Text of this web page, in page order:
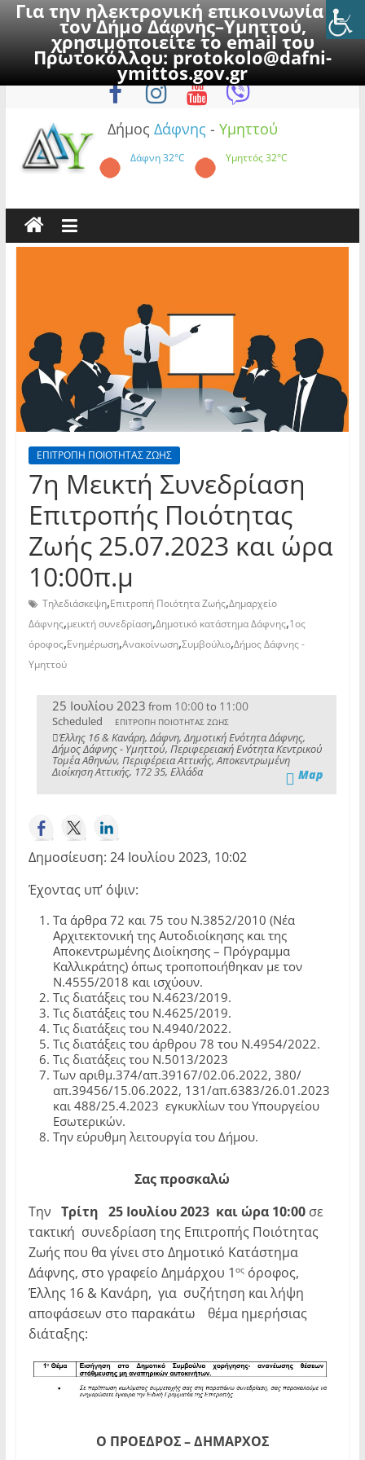
Για την ηλεκτρονική επικοινωνία με
τον Δήμο Δάφνης–Υμηττού,
χρησιμοποιείτε το email του
Πρωτοκόλλου:protokolo@dafni-
ymittos.gov.gr
to
Παρασκευή, 7 Αυγούστου 2026
Δήμος Δάφνης - Υμηττού
Δάφνη32°C Υμηττός32°C
ΕΠΙΤΡΟΠΗ ΠΟΙΟΤΗΤΑΣ ΖΩΗΣ
7η Μεικτή Συνεδρίαση
Επιτροπής Ποιότητας
Ζωής 25.07.2023 και ώρα
10:00π.μ
Τηλεδιάσκεψη,Επιτροπή Ποιότητα Ζωής,Δημαρχείο
Δάφνης,μεικτή συνεδρίαση,Δημοτικό κατάστημα Δάφνης,1ος
όροφος,Ενημέρωση,Ανακοίνωση,Συμβούλιο,Δήμος Δάφνης -
Υμηττού
25 Ιουλίου 2023 from 10:00to 11:00
Scheduled ΕΠΙΤΡΟΠΗ ΠΟΙΟΤΗΤΑΣ ΖΩΗΣ
Έλλης 16 & Κανάρη, Δάφνη, Δημοτική Ενότητα Δάφνης,
Δήμος Δάφνης - Υμηττού, Περιφερειακή Ενότητα Κεντρικού
Τομέα Αθηνών, Περιφέρεια Αττικής, Αποκεντρωμένη
Διοίκηση Αττικής, 172 35, Ελλάδα Map
Δημοσίευση: 24 Ιουλίου 2023, 10:02
Έχοντας υπ’ όψιν:
Τα άρθρα 72 και 75 του Ν.3852/2010 (Νέα
Αρχιτεκτονική της Αυτοδιοίκησης και της
Αποκεντρωμένης Διοίκησης – Πρόγραμμα
Καλλικράτης) όπως τροποποιήθηκαν με τον
Ν.4555/2018 και ισχύουν.
Τις διατάξεις του Ν.4623/2019.
Τις διατάξεις του Ν.4625/2019.
Τις διατάξεις του Ν.4940/2022.
Τις διατάξεις του άρθρου 78 του Ν.4954/2022.
Τις διατάξεις του Ν.5013/2023
Των αριθμ.374/απ.39167/02.06.2022, 380/
απ.39456/15.06.2022, 131/απ.6383/26.01.2023
και 488/25.4.2023 εγκυκλίων του Υπουργείου
Εσωτερικών.
Την εύρυθμη λειτουργία του Δήμου.
Σας προσκαλώ
Την Τρίτη 25 Ιουλίου 2023 και ώρα 10:00 σε
τακτική συνεδρίαση της Επιτροπής Ποιότητας
Ζωής που θα γίνει στο Δημοτικό Κατάστημα
Δάφνης, στο γραφείο Δημάρχου 1 οςόροφος,
Έλλης 16 & Κανάρη, για συζήτηση και λήψη
αποφάσεων στο παρακάτω θέμα ημερήσιας
διάταξης:
Ο ΠΡΟΕΔΡΟΣ – ΔΗΜΑΡΧΟΣ